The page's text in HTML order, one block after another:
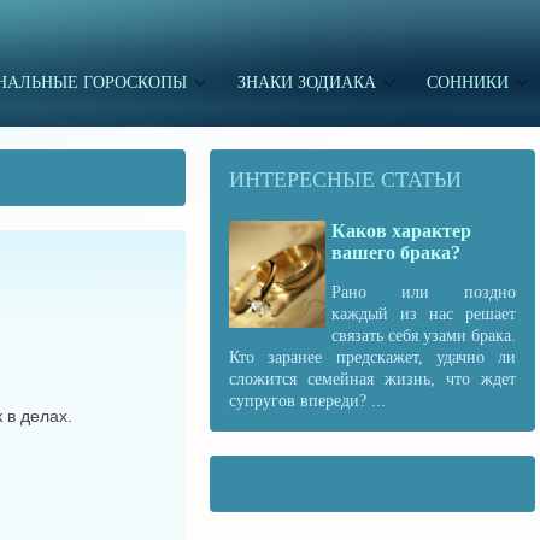
ГОРОСКОПЫ ЗНАКИ ЗОДИАКА СОННИКИ
делах.
ИНТЕРЕСНЫЕ СТАТЬИ
Каков характер
вашего брака?
Рано или поздно
каждый из нас решает
связать себя узами брака.
Кто заранее предскажет, удачно ли
сложится семейная жизнь, что ждет
супругов впереди? ...